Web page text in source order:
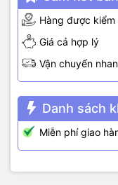
Hàng được
Giá cả hợp lý
Vận chuyển
Danh sách
Miễn phí giao